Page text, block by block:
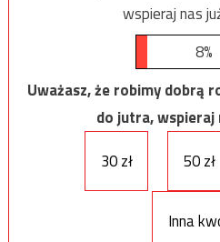
wspieraj nas
8%
Uważasz, że robimy dobrą
do jutra, wspieraj
30 zł
50 zł
Inna